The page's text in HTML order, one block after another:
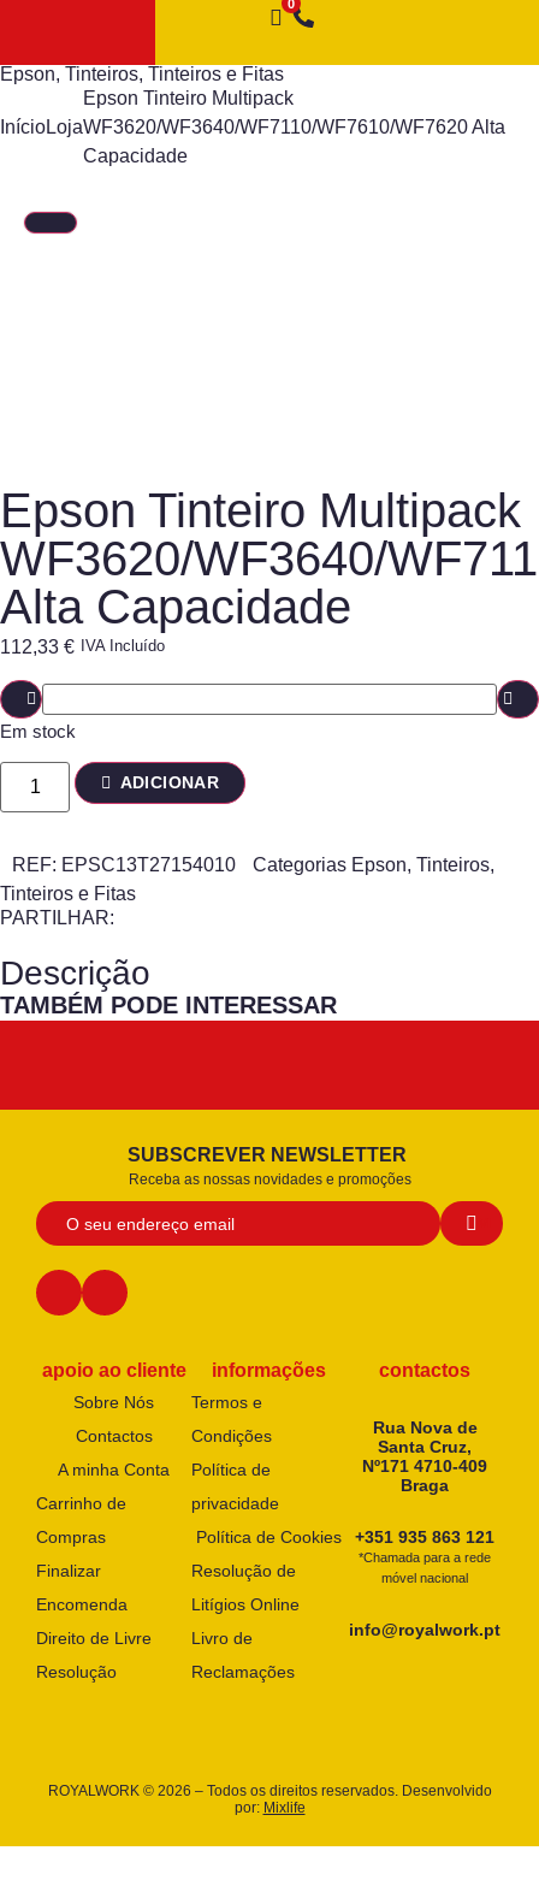
Epson, Tinteiros, Tinteiros e Fitas
InícioLoja
Epson Tinteiro Multipack
WF3620/WF3640/WF7110/WF7610/WF7620 Alta
Capacidade
Epson Tinteiro Multipack
WF3620/WF3640/
Alta Capacidade
112,33 € IVA Incluído
Em stock
ADICIONAR
REF: EPSC13T27154010 Categorias Epson, Tinteiros,
Tinteiros e Fitas
PARTILHAR:
Descrição
TAMBÉM PODE INTERESSAR
SUBSCREVER NEWSLETTER
Receba as nossas novidades e promoções
apoio ao cliente
Sobre Nós
Contactos
A minha Conta
Carrinho de
Compras
Finalizar
Encomenda
Direito de Livre
Resolução
informações
Termos e
Condições
Política de
privacidade
Política de Cookies
Resolução de
Litígios Online
Livro de
Reclamações
contactos
Rua Nova de
Santa Cruz,
Nº171 4710-409
Braga
+351 935 863 121
*Chamada para a rede
móvel nacional
info@royalwork.pt
ROYALWORK © 2026 – Todos os direitos reservados. Desenvolvido
por: Mixlife